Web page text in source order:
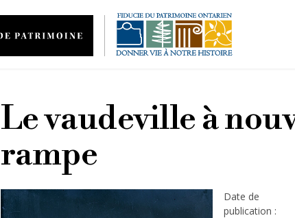
Le vaudeville à
rampe
Date de
publication :